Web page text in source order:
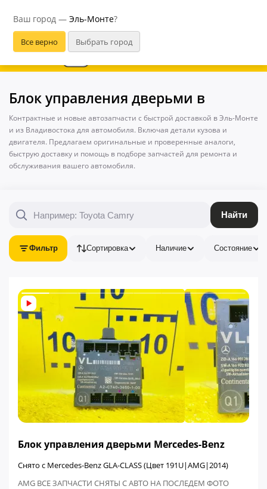
Ваш город — Эль-Монте?
В приложении удобнее
Блок управления дверьми в
Контрактные и новые автозапчасти с быстрой доставкой в Эль-Монте
и из Владивостока для автомобиля. Включая детали кузова и
двигателя. Предлагаем оригинальные и проверенные аналоги,
быструю доставку и помощь в подборе запчастей для ремонта и
обслуживания вашего автомобиля.
Найти
Фильтр Сортировка Наличие Состояние
Блок управления дверьми Mercedes-Benz
Снято с Mercedes-Benz GLA-CLASS (Цвет 191U|AMG|2014)
AMG ВСЕ ЗАПЧАСТИ СНЯТЫ С АВТО НА ПОСЛЕДЕМ ФОТО